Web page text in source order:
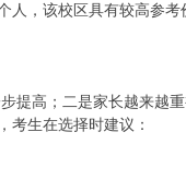
人，该校区具有较高参考
高；二是家长越来越
考生在选择时建议：